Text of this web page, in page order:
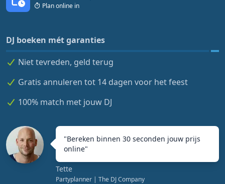
Plan online in
DJ boeken mét garanties
Niet tevreden, geld terug
Gratis annuleren tot 14 dagen voor het feest
100% match met jouw DJ
"Bereken binnen 30 seconden jouw prijs
online"
Tette
Partyplanner | The DJ Company